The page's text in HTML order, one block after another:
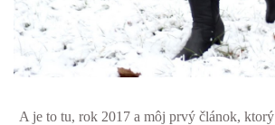
A je to tu, rok 2017 a môj prvý článok,